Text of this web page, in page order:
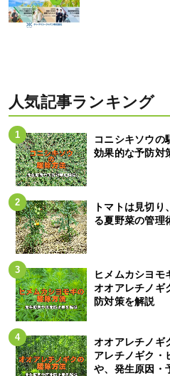
人気記事ランキング
コニシキソウ
効果的な予防対
トマトは見切
る夏野菜の管理
ヒメムカシヨモ
オオアレチノギ
防対策を解説
オオアレチノギ
アレチノギク・
や、発生原因・